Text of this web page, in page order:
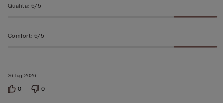
26 lug 2026
Qualità: 5/5
Comfort: 5/5
0 0